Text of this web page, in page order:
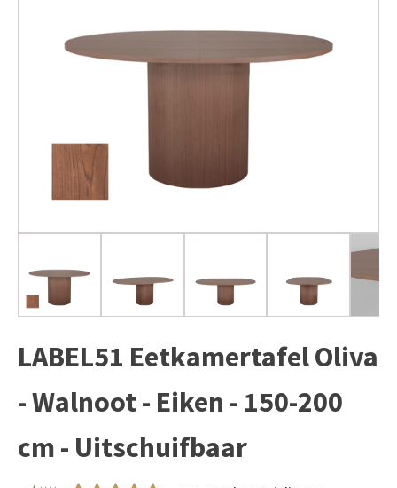
LABEL51 Eetkamertafel Oliva
- Walnoot - Eiken - 150-200
cm - Uitschuifbaar